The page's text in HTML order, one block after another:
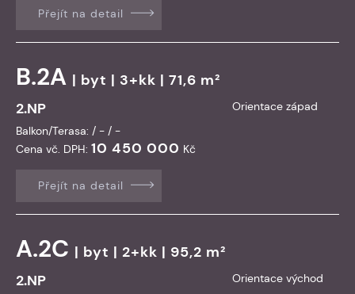
Přejít na detail
B.2A | byt | 3+kk | 71,6 m²
2.NP
Orientace západ
Balkon/Terasa: / - / -
Cena vč. DPH: 10 450 000 Kč
Přejít na detail
A.2C | byt | 2+kk | 95,2 m²
2.NP
Orientace východ